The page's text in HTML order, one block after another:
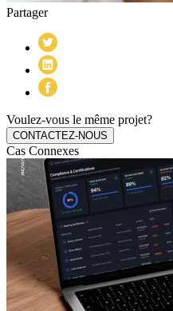
Partager
Voulez-vous le même projet?
CONTACTEZ-NOUS
Cas Connexes